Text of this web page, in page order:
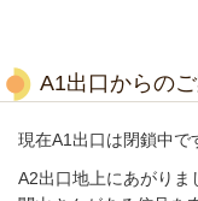
A1出口からの
現在A1出口は閉鎖中で
A2出口地上にあがりま